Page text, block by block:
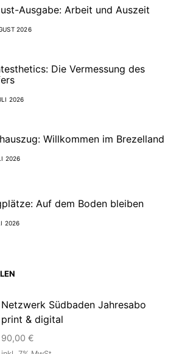
Ausgabe: Arbeit und Auszeit
2026
Die Vermessung des
2026
Willkommen im Brezelland
2026
Auf dem Boden bleiben
2026
Netzwerk Südbaden Jahresabo
print & digital
90,00 €